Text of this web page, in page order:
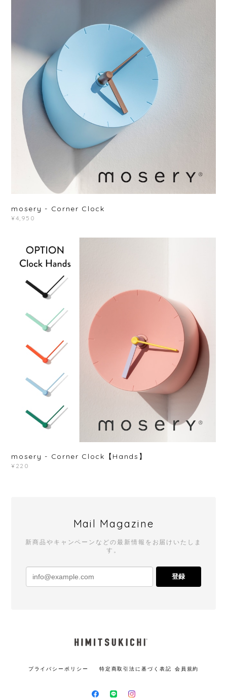
mosery - Corner Clock
¥4,950
mosery - Corner Clock【Hands】
¥220
Mail Magazine
新商品やキャンペーンなどの最新情報をお届けいたしま
す。
登録
プライバシーポリシー 特定商取引法に基づく表記 会員規約